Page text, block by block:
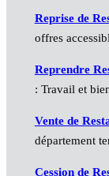
Reprise de
offres
Reprendre
: Travail et
Vente de
département
Cession de